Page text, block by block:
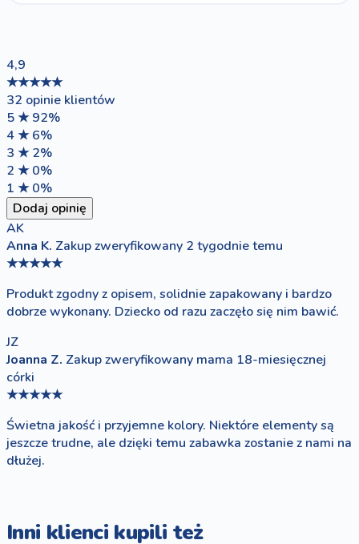
4,9
★★★★★
32 opinie klientów
5 ★ 92%
4 ★ 6%
3 ★ 2%
2 ★ 0%
1 ★ 0%
Dodaj opinię
AK
Anna K. Zakup zweryfikowany 2 tygodnie temu
★★★★★
Produkt zgodny z opisem, solidnie zapakowany i bardzo
dobrze wykonany. Dziecko od razu zaczęło się nim bawić.
JZ
Joanna Z. Zakup zweryfikowany mama 18-miesięcznej
córki
★★★★★
Świetna jakość i przyjemne kolory. Niektóre elementy są
jeszcze trudne, ale dzięki temu zabawka zostanie z nami na
dłużej.
Inni klienci kupili też